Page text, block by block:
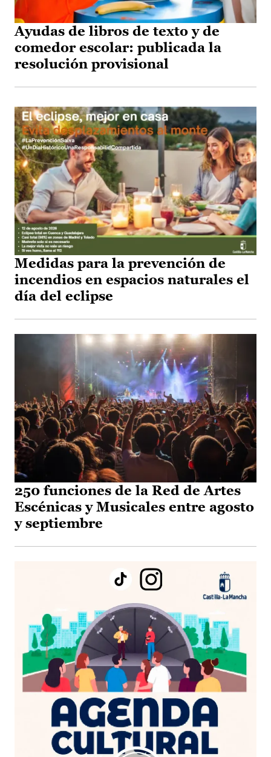
Ayudas de libros de texto y de
comedor escolar: publicada la
resolución provisional
Medidas para la prevención de
incendios en espacios naturales el
día del eclipse
250 funciones de la Red de Artes
Escénicas y Musicales entre agosto
y septiembre